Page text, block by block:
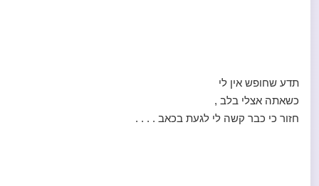
תדע שחופש אין לי
כשאתה אצלי בלב ,
חזור כי כבר קשה לי לגעת בכאב . . . .